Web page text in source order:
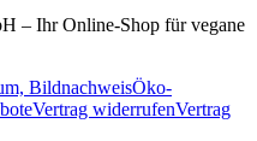
– Ihr Online‐Shop für vegane
BildnachweisÖko‐
Vertrag widerrufenVertrag